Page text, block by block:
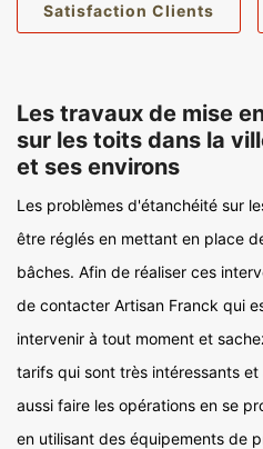
Satisfaction Clients
Les travaux de mise
sur les toits dans la
et ses environs
Les problèmes d'étanchéité sur
être réglés en mettant en place
bâches. Afin de réaliser ces
de contacter Artisan Franck qui
intervenir à tout moment et
tarifs qui sont très intéressants
aussi faire les opérations en se
en utilisant des équipements de